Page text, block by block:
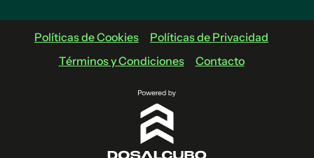
Políticas de Cookies
Políticas de Privacidad
Términos y Condiciones
Contacto